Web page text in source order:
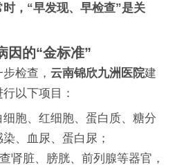
时，“早发现、早检查”是关
因的“金标准”
步检查，云南锦欣九洲医院建
以下项目：
胞、红细胞、蛋白质、糖分
、血尿、蛋白尿；
肾脏、膀胱、前列腺等器官，